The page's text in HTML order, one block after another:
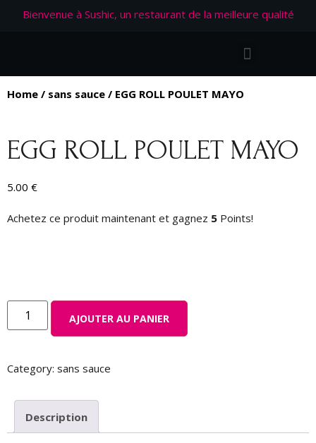
Bienvenue à Sushic, un restaurant de la meilleure qualité
Home / sans sauce / EGG ROLL POULET MAYO
EGG ROLL POULET MAYO
5.00 €
Achetez ce produit maintenant et gagnez 5 Points!
AJOUTER AU PANIER
Category: sans sauce
Description